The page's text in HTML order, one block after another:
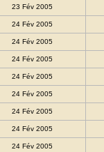
23 Fév 2005
24 Fév 2005
24 Fév 2005
24 Fév 2005
24 Fév 2005
24 Fév 2005
24 Fév 2005
24 Fév 2005
24 Fév 2005